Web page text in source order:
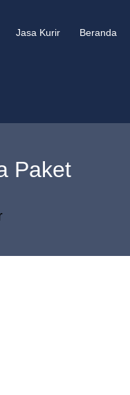
Jasa Kurir Beranda
Paket